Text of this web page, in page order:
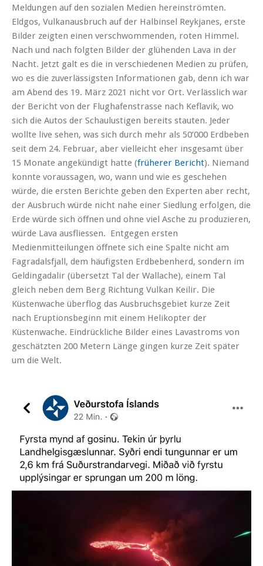
Meldungen auf den sozialen Medien hereinströmten.
Eldgos, Vulkanausbruch auf der Halbinsel Reykjanes, erste
Bilder zeigten einen verschwommenden, roten Himmel.
Nach und nach folgten Bilder der glühenden Lava in der
Nacht. Jetzt galt es die in verschiedenen Medien zu prüfen,
wo es die zuverlässigsten Informationen gab, denn ich war
am Abend des 19. März 2021 nicht vor Ort. Verlässlich war
der Bericht von der Flughafenstrasse nach Keflavik, wo
sich die Autos der Schaulustigen bereits stauten. Jeder
wollte live sehen, was sich durch mehr als 50’000 Erdbeben
seit dem 24. Februar, aber vielleicht eher insgesamt über
15 Monate angekündigt hatte (früherer Bericht). Niemand
konnte voraussagen, wo, wann und wie es geschehen
würde, die ersten Berichte geben den Experten aber recht,
der Ausbruch würde nicht nahe einer Siedlung erfolgen, die
Erde würde sich öffnen und ohne viel Asche zu produzieren,
würde Lava ausfliessen. Entgegen ersten
Medienmitteilungen öffnete sich eine Spalte nicht am
Fagradalsfjall, dem häufigsten Erdbebenherd, sondern im
Geldingadalir (übersetzt Tal der Wallache), einem Tal
gleich neben dem Berg Richtung Vulkan Keilir. Die
Küstenwache überflog das Ausbruchsgebiet kurze Zeit
nach Eruptionsbeginn mit einem Helikopter der
Küstenwache. Eindrückliche Bilder eines Lavastroms von
geschätzten 200 Metern Länge gingen kurze Zeit später
um die Welt.